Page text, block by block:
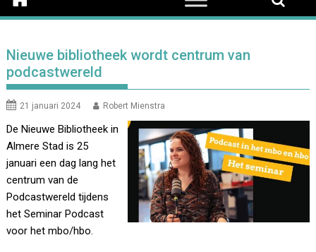
Nieuwe bibliotheek wordt centrum van
podcastwereld
21 januari 2024 Robert Mienstra
De Nieuwe Bibliotheek in
Almere Stad is 25
januari een dag lang het
centrum van de
Podcastwereld tijdens
het Seminar Podcast
voor het mbo/hbo.